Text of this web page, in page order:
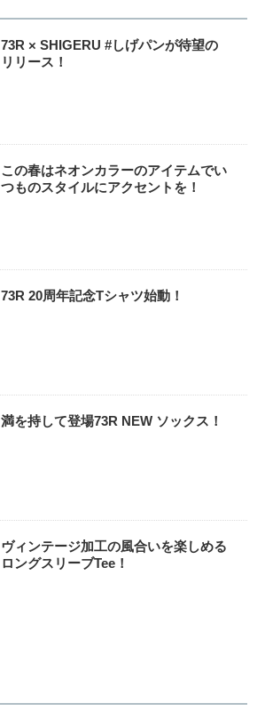
73R × SHIGERU #しげパンが待望の
リリース！
この春はネオンカラーのアイテムでい
つものスタイルにアクセントを！
73R 20周年記念Tシャツ始動！
満を持して登場73R NEW ソックス！
ヴィンテージ加工の風合いを楽しめる
ロングスリーブTee！